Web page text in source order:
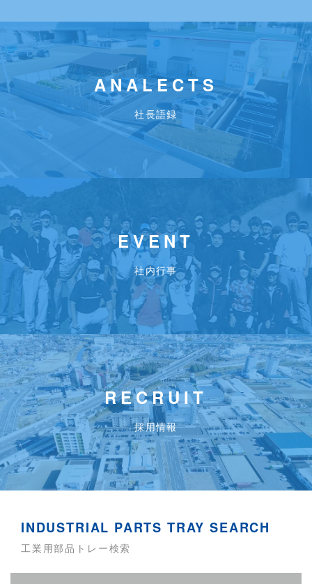
ANALECTS
社長語録
EVENT
社内行事
RECRUIT
採用情報
INDUSTRIAL PARTS TRAY SEARCH
工業用部品トレー検索